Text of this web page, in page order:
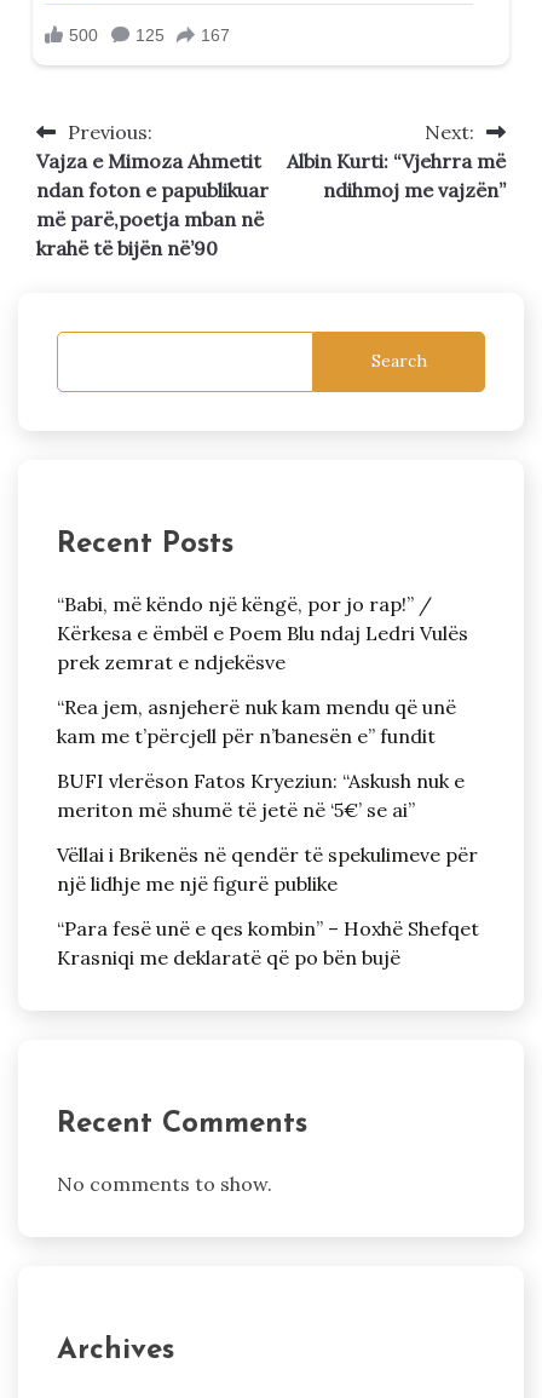
Post
navigation
Previous:
Vajza e Mimoza Ahmetit
ndan foton e papublikuar
më parë,poetja mban në
krahë të bijën në’90
Next:
Albin Kurti: “Vjehrra më
ndihmoj me vajzën”
Search
Recent Posts
“Babi, më këndo një këngë, por jo rap!” /
Kërkesa e ëmbël e Poem Blu ndaj Ledri Vulës
prek zemrat e ndjekësve
“Rea jem, asnjeherë nuk kam mendu që unë
kam me t’përcjell për n’banesën e” fundit
BUFI vlerëson Fatos Kryeziun: “Askush nuk e
meriton më shumë të jetë në ‘5€’ se ai”
Vëllai i Brikenës në qendër të spekulimeve për
një lidhje me një figurë publike
“Para fesë unë e qes kombin” – Hoxhë Shefqet
Krasniqi me deklaratë që po bën bujë
Recent Comments
No comments to show.
Archives